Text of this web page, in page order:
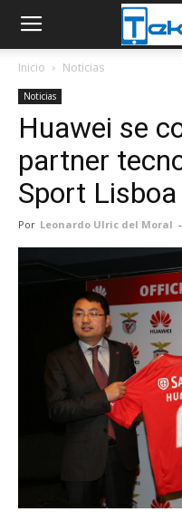
Inicio Noticias
Noticias
Huawei se
partner
Sport
Por Leonardo Ulric del Moral -